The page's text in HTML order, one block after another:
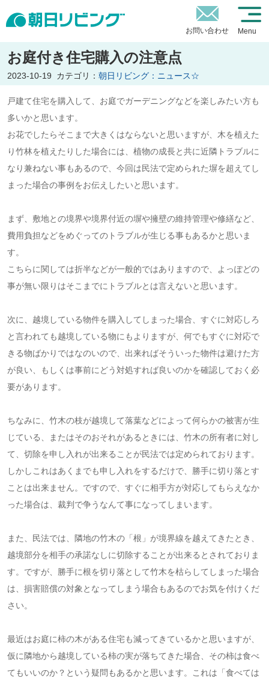
お問い合わせ Menu
お庭付き住宅購入の注意点
2023-10-19 カテゴリ： 朝日リビング：ニュース☆
戸建て住宅を購入して、お庭でガーデニングなどを楽しみたい方も
多いかと思います。
お花でしたらそこまで大きくはならないと思いますが、木を植えた
り竹林を植えたりした場合には、植物の成長と共に近隣トラブルに
なり兼ねない事もあるので、今回は民法で定められた塀を超えてし
まった場合の事例をお伝えしたいと思います。
まず、敷地との境界や境界付近の塀や擁壁の維持管理や修繕など、
費用負担などをめぐってのトラブルが生じる事もあるかと思いま
す。
こちらに関しては折半などが一般的ではありますので、よっぽどの
事が無い限りはそこまでにトラブルとは言えないと思います。
次に、越境している物件を購入してしまった場合、すぐに対応しろ
と言われても越境している物にもよりますが、何でもすぐに対応で
きる物ばかりではなのいので、出来ればそういった物件は避けた方
が良い、もしくは事前にどう対処すれば良いのかを確認しておく必
要があります。
ちなみに、竹木の枝が越境して落葉などによって何らかの被害が生
じている、またはそのおそれがあるときには、竹木の所有者に対し
て、切除を申し入れが出来ることが民法では定められております。
しかしこれはあくまでも申し入れをするだけで、勝手に切り落とす
ことは出来ません。ですので、すぐに相手方が対応してもらえなか
った場合は、裁判で争うなんて事になってしまいます。
また、民法では、隣地の竹木の「根」が境界線を越えてきたとき、
越境部分を相手の承諾なしに切除することが出来るとされておりま
す。ですが、勝手に根を切り落として竹木を枯らしてしまった場合
は、損害賠償の対象となってしまう場合もあるのでお気を付けくだ
さい。
最近はお庭に柿の木がある住宅も減ってきているかと思いますが、
仮に隣地から越境している柿の実が落ちてきた場合、その柿は食べ
てもいいのか？という疑問もあるかと思います。これは「食べては